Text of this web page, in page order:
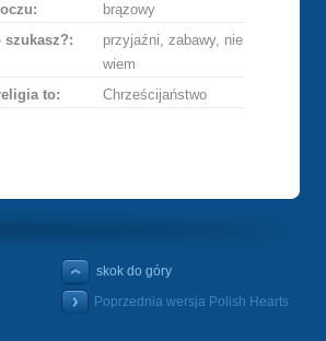
brązowy
szukasz?:
przyjaźni, zabawy, nie
wiem
to:
Chrześcijaństwo
skok do góry
Poprzednia wersja Polish Hearts